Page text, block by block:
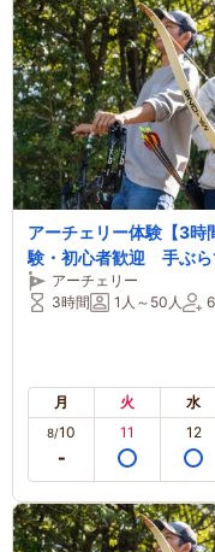
アーチェリー体験【3
験・初心者歓迎 手ぶら
アーチェリー
3時間
1人～50人
月 火 水
8/10 11 12